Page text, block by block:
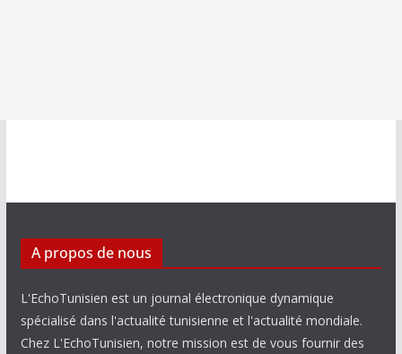
A propos de nous
L'EchoTunisien est un journal électronique dynamique
spécialisé dans l'actualité tunisienne et l'actualité mondiale.
Chez L'EchoTunisien, notre mission est de vous fournir des